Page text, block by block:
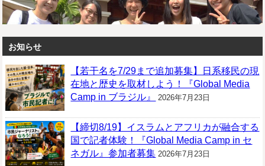
お知らせ
【若干名を7/29まで追加募集】日系移民の現
在地と歴史を取材しよう！『Global Media
Camp in ブラジル』
2026年7月23日
【締切8/19】イスラムとアフリカが融合する
国で記者体験！『Global Media Camp in セ
ネガル』参加者募集 2026年7月23日